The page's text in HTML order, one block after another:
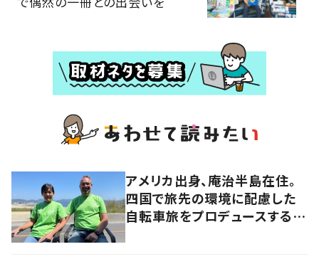
アメリカ出身、庵治半島在住。
四国で旅先の環境に配慮した
自転車旅をプロデュースする